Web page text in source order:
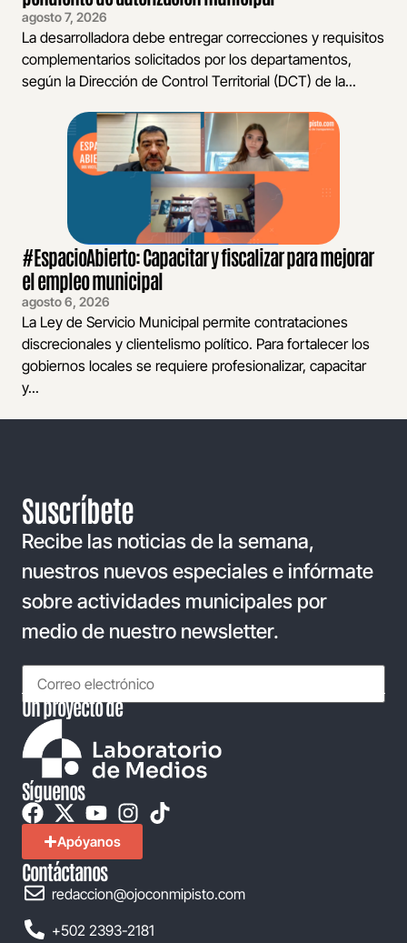
agosto 7, 2026
La desarrolladora debe entregar correcciones y requisitos
complementarios solicitados por los departamentos,
según la Dirección de Control Territorial (DCT) de la...
#EspacioAbierto: Capacitar y fiscalizar para mejorar
el empleo municipal
agosto 6, 2026
La Ley de Servicio Municipal permite contrataciones
discrecionales y clientelismo político. Para fortalecer los
gobiernos locales se requiere profesionalizar, capacitar
y...
Suscríbete
Recibe las noticias de la semana,
nuestros nuevos especiales e infórmate
sobre actividades municipales por
medio de nuestro newsletter.
Un proyecto de
Síguenos
Apóyanos
Contáctanos
redaccion@ojoconmipisto.com
+502 2393-2181